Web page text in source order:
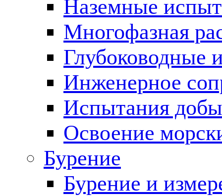
Наземные
Многофазная
Глубоководные
Инженерное
Испытания
Освоение
Бурение
Бурение и